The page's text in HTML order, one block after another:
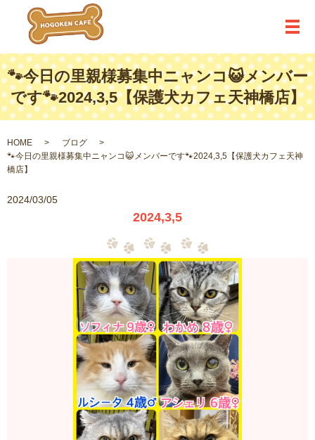
メ
🐾今日の里親様募集中ニャンコ😺メンバー
です🐾2024,3,5【保護犬カフェ天神橋店】
HOME
ブログ
🐾今日の里親様募集中ニャンコ😺メンバーです🐾2024,3,5【保護犬カフェ天神
橋店】
2024/03/05
2024,3,5